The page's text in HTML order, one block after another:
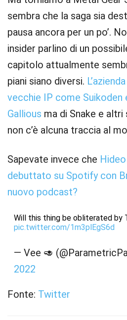
sembra che la saga sia
pausa ancora per un po’.
insider parlino di un
capitolo attualmente
piani siano diversi.
vecchie IP come Suikoden
Gallious ma di Snake e
non c’è alcuna traccia al
Sapevate invece che
debuttato su Spotify con
nuovo podcast?
Will this thing be obliterated by
pic.twitter.com/1m3plEgS6d
— Vee 🥑
2022
Fonte: Twitter